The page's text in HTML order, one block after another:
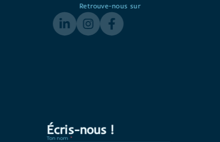
Retrouve-nous sur
Écris-nous !
Ton nom